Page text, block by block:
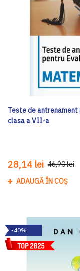
Teste de
clasa a VII-a
28,14 lei 46,90 lei
ADAUGĂ ÎN COȘ
-40%